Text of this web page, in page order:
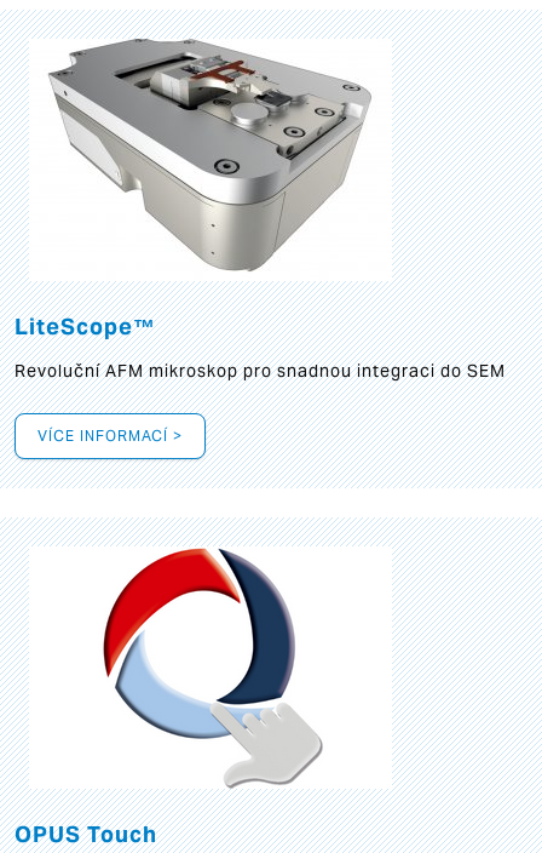
LiteScope™
Revoluční AFM mikroskop pro snadnou integraci do SEM
VÍCE INFORMACÍ >
OPUS Touch